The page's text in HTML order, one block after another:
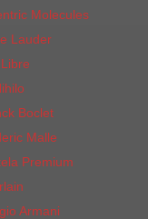
Molecules
Lаudеr
Boclet
Mаlle
Premium
Armani